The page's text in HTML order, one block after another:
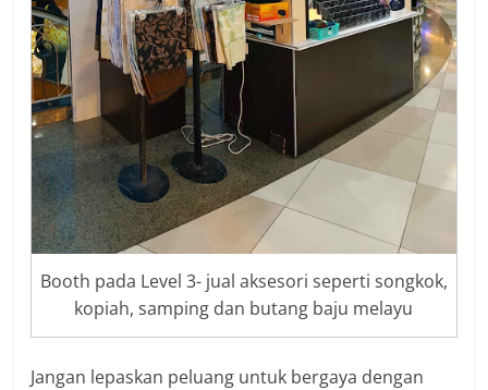
Booth pada Level 3- jual aksesori seperti songkok,
kopiah, samping dan butang baju melayu
Jangan lepaskan peluang untuk bergaya dengan